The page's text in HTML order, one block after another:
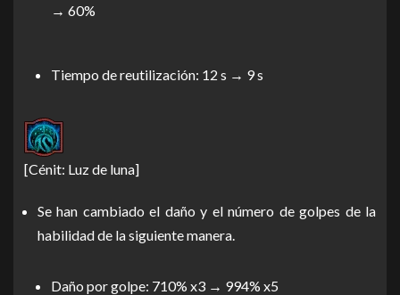
→ 60%
Tiempo de reutilización: 12 s → 9 s
[Cénit: Luz de luna]
Se han cambiado el daño y el número de golpes de la
habilidad de la siguiente manera.
Daño por golpe: 710% x3 → 994% x5